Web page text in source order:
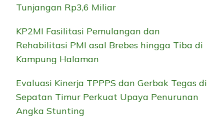
Tunjangan Rp3,6 Miliar
KP2MI Fasilitasi Pemulangan dan
Rehabilitasi PMI asal Brebes hingga Tiba di
Kampung Halaman
Evaluasi Kinerja TPPPS dan Gerbak Tegas di
Sepatan Timur Perkuat Upaya Penurunan
Angka Stunting